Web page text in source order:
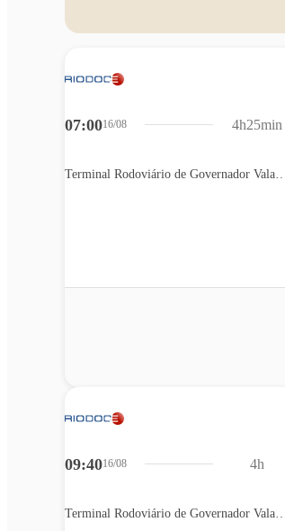
07:0016/08 4h25min
09:4016/08 4h